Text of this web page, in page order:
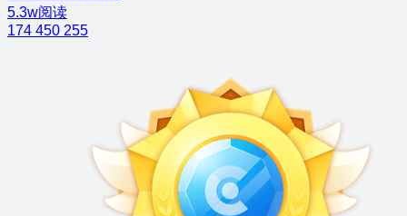
5.3w阅读
174 450 255